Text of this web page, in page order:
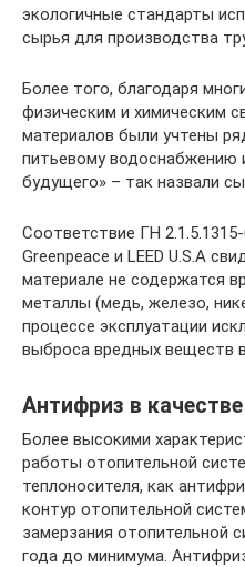
экологичные стандарты
сырья для производства
Более того, благодаря
физическим и химическим
материалов были учтены
питьевому водоснабжению
будущего» – так назвали
Соответствие ГН
Greenpeace и LEED U.S.A
материале не содержатся
металлы (медь, железо,
процессе эксплуатации
выброса вредных веществ
Антифриз в
Более высокими
работы отопительной
теплоносителя, как
контур отопительной
замерзания отопительной
года до минимума.